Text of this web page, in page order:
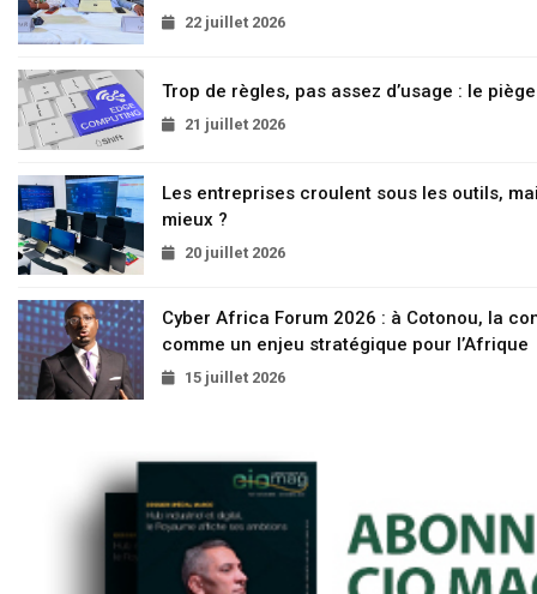
22 juillet 2026
Trop de règles, pas assez d’usage : le
21 juillet 2026
Les entreprises croulent sous les outils,
mieux ?
20 juillet 2026
Cyber Africa Forum 2026 : à Cotonou, la
comme un enjeu stratégique pour l’Afrique
15 juillet 2026